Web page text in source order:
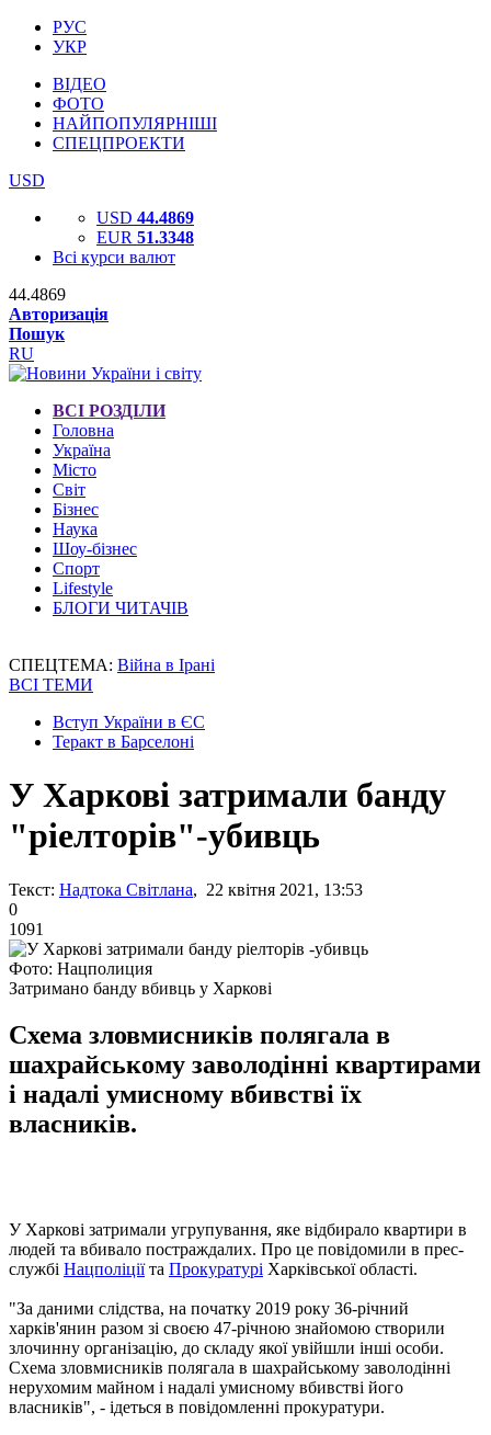
РУС
УКР
ВІДЕО
ФОТО
НАЙПОПУЛЯРНІШІ
СПЕЦПРОЕКТИ
USD
USD 44.4869
EUR 51.3348
Всі курси валют
44.4869
Авторизація
Пошук
RU
ВСІ РОЗДІЛИ
Головна
Україна
Місто
Світ
Бізнес
Наука
Шоу-бізнес
Спорт
Lifestyle
БЛОГИ ЧИТАЧІВ
СПЕЦТЕМА: Війна в Ірані
ВСІ ТЕМИ
Вступ України в ЄС
Теракт в Барселоні
У Харкові затримали банду
"ріелторів"-убивць
Текст: Надтока Світлана, 22 квітня 2021, 13:53
0
1091
Фото: Нацполиция
Затримано банду вбивць у Харкові
Схема зловмисників полягала в
шахрайському заволодінні квартирами
і надалі умисному вбивстві їх
власників.
У Харкові затримали угрупування, яке відбирало квартири в
людей та вбивало постраждалих. Про це повідомили в прес-
службі Нацполіціїта Прокуратурі Харківської області.
"За даними слідства, на початку 2019 року 36-річний
харків'янин разом зі своєю 47-річною знайомою створили
злочинну організацію, до складу якої увійшли інші особи.
Схема зловмисників полягала в шахрайському заволодінні
нерухомим майном і надалі умисному вбивстві його
власників", - ідеться в повідомленні прокуратури.